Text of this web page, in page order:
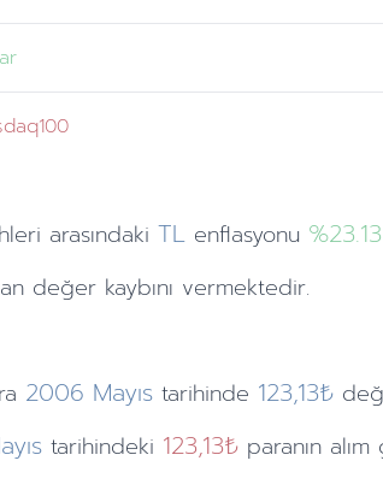
arasındaki TL enflasyonu %23.13
değer kaybını vermektedir.
2006 Mayıs tarihinde 123,13₺
tarihindeki 123,13₺ paranın